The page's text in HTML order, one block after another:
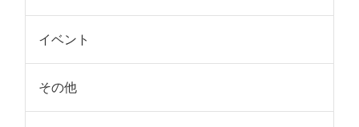
イベント
その他